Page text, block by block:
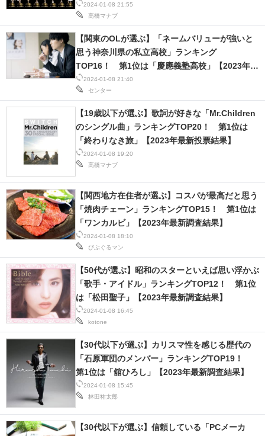
2024-01-08 21:55
高橋マナブ
2024-01-08 21:40
センター
【関東のOLが選ぶ】「ネームバリューが強いと
思う神奈川県の私立高校」ランキング
TOP16！ 第1位は「慶應義塾高校」【2023年最
新調査結果】
2024-01-08 19:20
高橋マナブ
【19歳以下が選ぶ】歌詞が好きな「Mr.Children
のシングル曲」ランキングTOP20！ 第1位は
「終わりなき旅」【2023年最新投票結果】
2024-01-08 18:10
びぶぐるマン
【関西地方在住者が選ぶ】コスパが最高だと思う
「焼肉チェーン」ランキングTOP15！ 第1位は
「ワンカルビ」【2023年最新調査結果】
2024-01-08 16:45
kotone
【50代が選ぶ】昭和のスターといえば思い浮かぶ
「歌手・アイドル」ランキングTOP12！ 第1位
は「松田聖子」【2023年最新調査結果】
2024-01-08 15:45
林田祐太郎
【30代以下が選ぶ】カリスマ性を感じる歴代の
「石原軍団のメンバー」ランキングTOP19！
第1位は「舘ひろし」【2023年最新調査結果】
【30代以下が選ぶ】信頼している「PCメーカ